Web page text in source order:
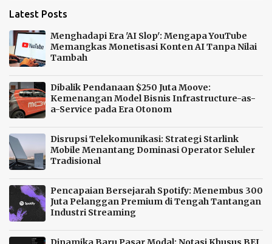
r
Latest Posts
Menghadapi Era 'AI Slop': Mengapa YouTube
Memangkas Monetisasi Konten AI Tanpa Nilai
Tambah
Dibalik Pendanaan $250 Juta Moove:
Kemenangan Model Bisnis Infrastructure-as-
a-Service pada Era Otonom
Disrupsi Telekomunikasi: Strategi Starlink
Mobile Menantang Dominasi Operator Seluler
Tradisional
Pencapaian Bersejarah Spotify: Menembus 300
Juta Pelanggan Premium di Tengah Tantangan
Industri Streaming